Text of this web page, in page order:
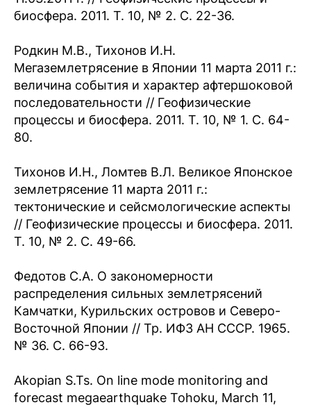
биосфера. 2011. Т. 10, № 2. С. 22-36.
Родкин М.В., Тихонов И.Н.
Мегаземлетрясение в Японии 11 марта 2011 г.:
величина события и характер афтершоковой
последовательности // Геофизические
процессы и биосфера. 2011. Т. 10, № 1. С. 64-
80.
Тихонов И.Н., Ломтев В.Л. Великое Японское
землетрясение 11 марта 2011 г.:
тектонические и сейсмологические аспекты
// Геофизические процессы и биосфера. 2011.
Т. 10, № 2. С. 49-66.
Федотов С.А. О закономерности
распределения сильных землетрясений
Камчатки, Курильских островов и Северо-
Восточной Японии // Тр. ИФЗ АН СССР. 1965.
№ 36. С. 66-93.
Akopian S.Ts. On line mode monitoring and
forecast megaearthquake Tohoku, March 11,